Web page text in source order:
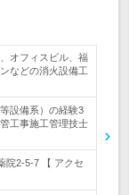
オフィスビル、福
などの消火設備工
設備系）の経験3
工事施工管理技士
院2-5-7 【 アクセ